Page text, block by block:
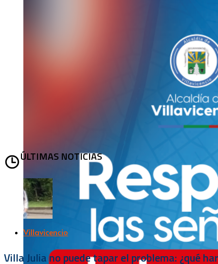
ÚLTIMAS NOTICIAS
Villavicencio
Villa Julia no puede tapar el problema: ¿qué